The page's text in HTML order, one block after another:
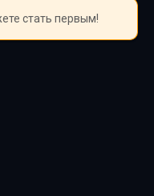
стать первым!